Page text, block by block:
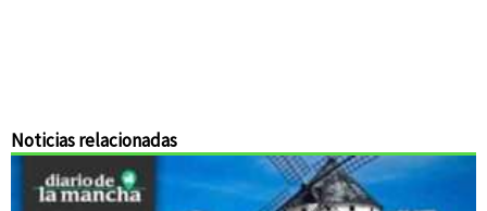
Noticias relacionadas